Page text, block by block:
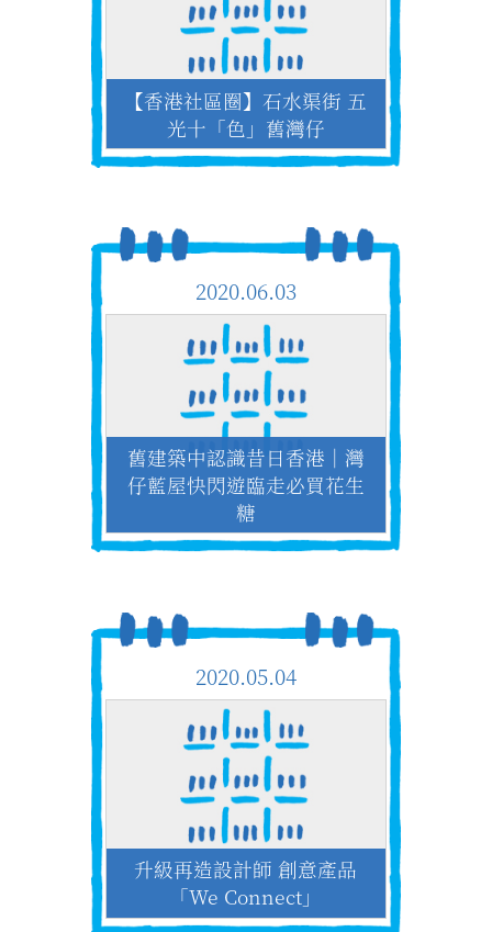
【香港社區圈】石水渠街 五
光十「色」舊灣仔
2020.06.03
舊建築中認識昔日香港│灣
仔藍屋快閃遊臨走必買花生
糖
2020.05.04
升級再造設計師 創意產品
「We Connect」